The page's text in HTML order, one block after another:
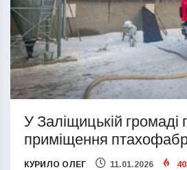
У Заліщицькій громаді
приміщення
КУРИЛО ОЛЕГ 11.01.2026